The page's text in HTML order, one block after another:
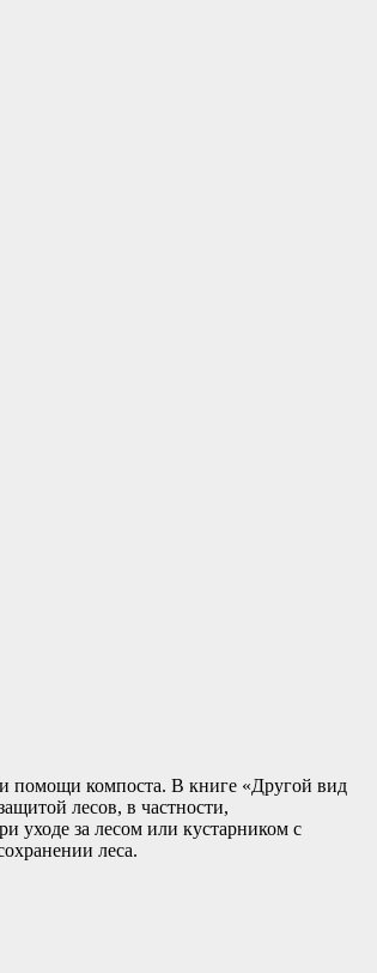
помощи компоста. В книге «Другой вид
лесов, в частности,
уходе за лесом или кустарником с
леса.